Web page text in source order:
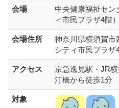
会場
中央健康福祉セン
ィ市民プラザ4階）
会場住所
神奈川県横須賀市
シティ市民プラザ
アクセス
京急逸見駅・JR
汀橋から徒歩1分
対象